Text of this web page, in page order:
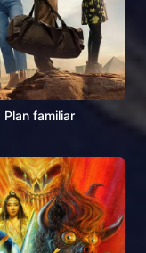
Plan familiar